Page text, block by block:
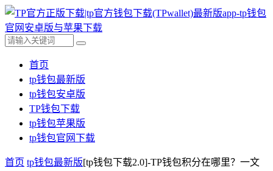
首页
tp钱包最新版
tp钱包安卓版
TP钱包下载
tp钱包苹果版
tp钱包官网下载
首页 tp钱包最新版[tp钱包下载2.0]-TP钱包积分在哪里？一文